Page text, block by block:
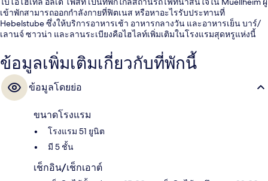
เข้าพักสามารถออกกำลังกายที่ฟิตเนส หรือหาอะไรรับประทานที่
Hebelstube ซึ่งให้บริการอาหารเช้า อาหารกลางวัน และอาหารเย็น บาร์/
เลานจ์ ซาวน่า และลานระเบียงคือไฮไลท์เพิ่มเติมในโรงแรมสุดหรูแห่งนี้
ข้อมูลเพิ่มเติมเกี่ยวกับที่พักนี้
ข้อมูลโดยย่อ
ขนาดโรงแรม
โรงแรม 51 ยูนิต
มี 5 ชั้น
เช็กอิน/เช็กเอาต์